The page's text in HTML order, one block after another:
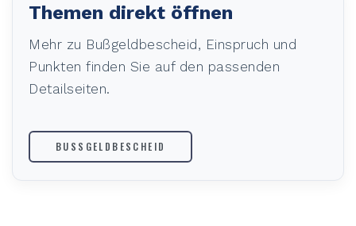
Themen direkt öffnen
Mehr zu Bußgeldbescheid, Einspruch und
Punkten finden Sie auf den passenden
Detailseiten.
BUSSGELDBESCHEID